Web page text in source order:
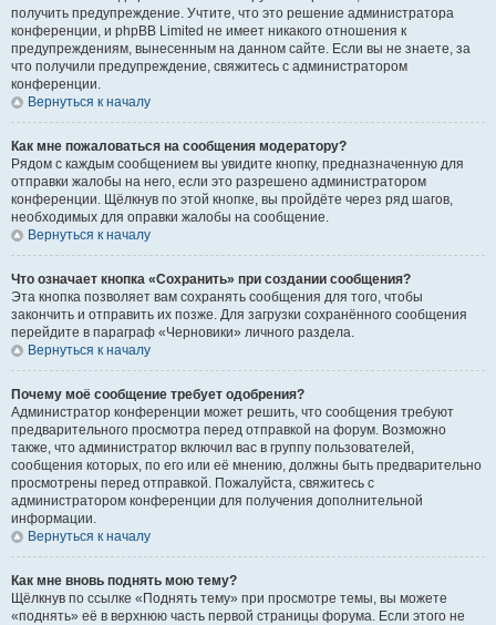
получить предупреждение. Учтите, что это решение администратора
конференции, и phpBB Limited не имеет никакого отношения к
предупреждениям, вынесенным на данном сайте. Если вы не знаете, за
что получили предупреждение, свяжитесь с администратором
конференции.
Вернуться к началу
Как мне пожаловаться на сообщения модератору?
Рядом с каждым сообщением вы увидите кнопку, предназначенную для
отправки жалобы на него, если это разрешено администратором
конференции. Щёлкнув по этой кнопке, вы пройдёте через ряд шагов,
необходимых для оправки жалобы на сообщение.
Вернуться к началу
Что означает кнопка «Сохранить» при создании сообщения?
Эта кнопка позволяет вам сохранять сообщения для того, чтобы
закончить и отправить их позже. Для загрузки сохранённого сообщения
перейдите в параграф «Черновики» личного раздела.
Вернуться к началу
Почему моё сообщение требует одобрения?
Администратор конференции может решить, что сообщения требуют
предварительного просмотра перед отправкой на форум. Возможно
также, что администратор включил вас в группу пользователей,
сообщения которых, по его или её мнению, должны быть предварительно
просмотрены перед отправкой. Пожалуйста, свяжитесь с
администратором конференции для получения дополнительной
информации.
Вернуться к началу
Как мне вновь поднять мою тему?
Щёлкнув по ссылке «Поднять тему» при просмотре темы, вы можете
«поднять» её в верхнюю часть первой страницы форума. Если этого не